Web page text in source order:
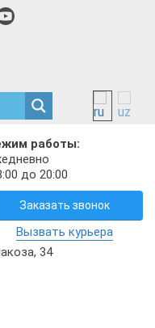
работы:
до 20:00
Заказать звонок
Вызвать курьера
34